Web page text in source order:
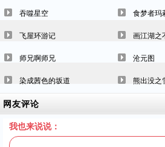
吞噬星空 食梦者玛
飞屋环游记 画江湖之
师兄啊师兄 沧元图
染成茜色的坂道 熊出没之
网友评论
我也来说说：